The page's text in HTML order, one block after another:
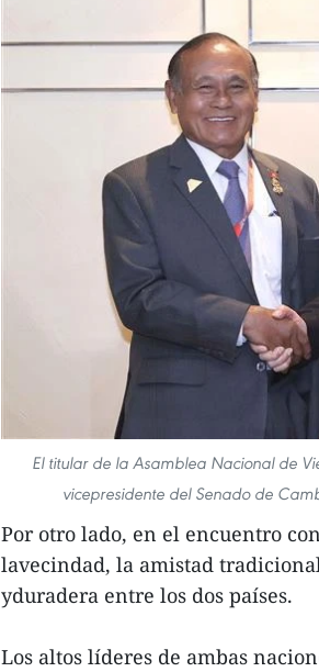
El titular de la Asamblea Nacional de
vicepresidente del Senado de
Por otro lado, en el encuentro
lavecindad, la amistad
yduradera entre los dos países.
Los altos líderes de ambas